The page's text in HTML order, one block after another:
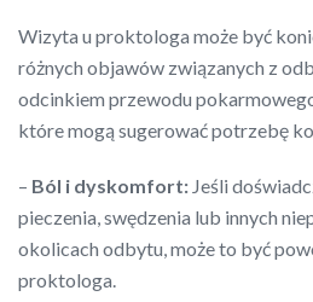
Wizyta u proktologa może być
różnych objawów związanych z
odcinkiem przewodu
które mogą sugerować potrzebę
– Ból i dyskomfort: Jeśli
pieczenia, swędzenia lub innych
okolicach odbytu, może to być
proktologa.